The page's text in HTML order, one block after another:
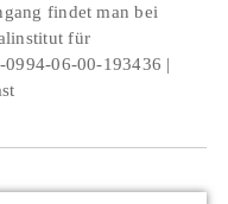
findet man bei
für
0994-06-00-193436